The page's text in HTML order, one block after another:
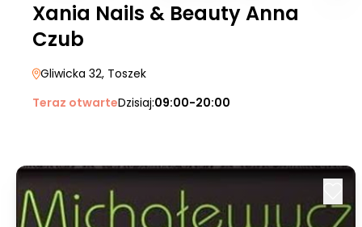
Xania Nails & Beauty Anna
Czub
Gliwicka 32, Toszek
Teraz otwarteDzisiaj:09:00-20:00